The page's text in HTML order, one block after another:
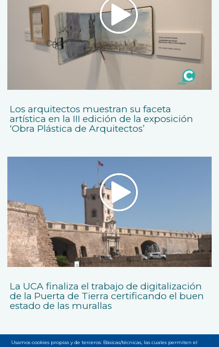
Los arquitectos muestran su faceta
artística en la III edición de la exposición
‘Obra Plástica de Arquitectos’
La UCA finaliza el trabajo de digitalización
de la Puerta de Tierra certificando el buen
estado de las murallas
Usamos cookies propias y de terceros: Básicas/técnicas, las cuales permiten el